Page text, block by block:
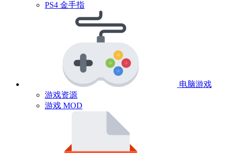
PS4 金手指
电脑游戏
游戏资源
游戏 MOD